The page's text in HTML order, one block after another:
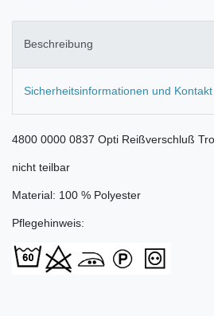
Beschreibung
Sicherheitsinformationen und Kontakt
4800 0000 0837 Opti Reißverschluß
nicht teilbar
Material: 100 % Polyester
Pflegehinweis: